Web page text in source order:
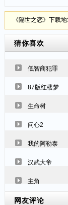
《隔世之恋》下载
猜你喜欢
低智商犯罪
87版红楼梦
生命树
问心2
我的阿勒泰
汉武大帝
主角
网友评论